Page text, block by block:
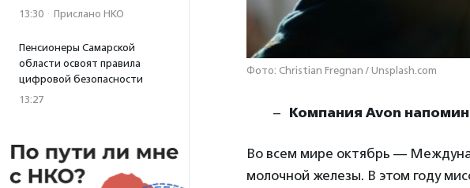
13:30 · Прислано НКО
Пенсионеры Самарской
области освоят правила
цифровой безопасности
13:27
Фото: Christian Fregnan / Unsplash.com
Компания Avon
Во всем мире октябрь —
молочной железы. В этом году